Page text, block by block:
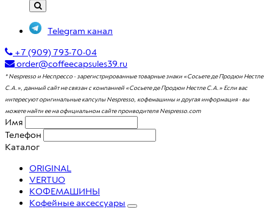
Telegram канал
+7 (909) 793-70-04
order@coffeecapsules39.ru
* Nespresso и Неспрессо - зарегистрированные товарные знаки «Сосьете де Продюи Нестле
С.А.», данный сайт не связан с компанией «Сосьете де Продюи Нестле С.А.» Если вас
интересуют оригинальные капсулы Nespresso, кофемашины и другая информация - вы
можете найти ее на официальном сайте проиводителя Nespresso.com
Имя
Телефон
Каталог
ORIGINAL
VERTUO
КОФЕМАШИНЫ
Кофейные аксессуары